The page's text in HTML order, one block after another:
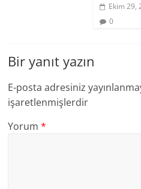
Ekim 29,
0
Bir yanıt yazın
E-posta adresiniz
işaretlenmişlerdir
Yorum*